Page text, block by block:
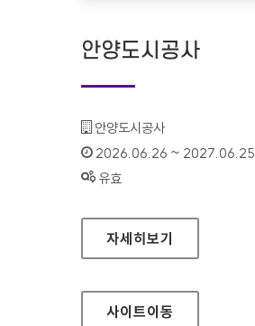
안양도시공사
기관명 :
안양도시공사
인증기간 :
2026.06.26 ~ 2027.06.25
상태 :
유효
안양도시공사
자세히보기
사이트이동